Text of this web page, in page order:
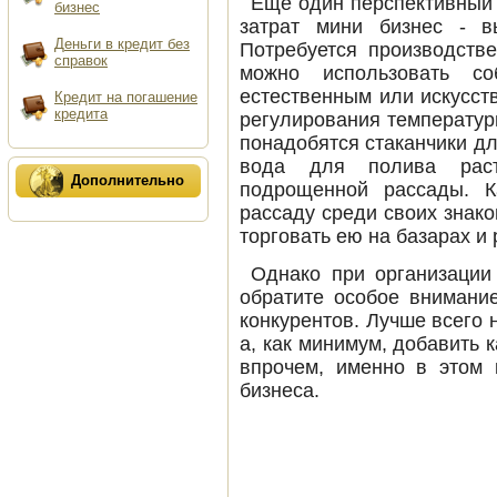
затрат мини бизнес -
Потребуется
можно использовать
естественным или
регулирования
понадобятся стаканчики
вода для полива
подрощенной рассады.
рассаду среди своих
торговать ею на базарах и
Однако при
обратите особое
конкурентов. Лучше всего
а, как минимум, добавить
впрочем, именно в этом
бизнеса.
бизнес
деньги в кредит без
справок
кредит на погашение
кредита
Дополнительно